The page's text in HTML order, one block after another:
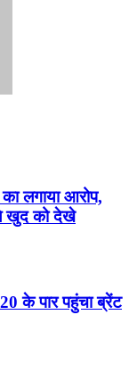
लगाया आरोप,
खुद को देखे
के पार पहुंचा ब्रेंट